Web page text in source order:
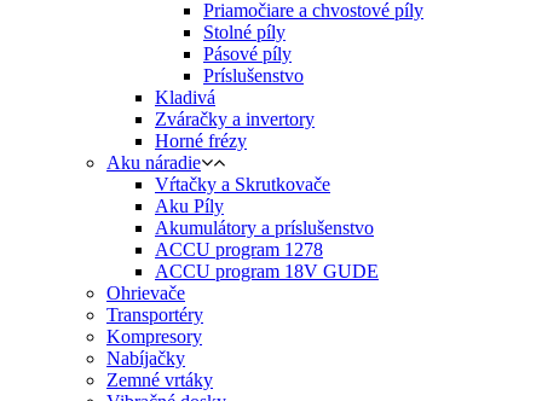
Priamočiare a chvostové píly
Stolné píly
Pásové píly
Príslušenstvo
Kladivá
Zváračky a invertory
Horné frézy
Aku náradie
Vŕtačky a Skrutkovače
Aku Píly
Akumulátory a príslušenstvo
ACCU program 1278
ACCU program 18V GUDE
Ohrievače
Transportéry
Kompresory
Nabíjačky
Zemné vrtáky